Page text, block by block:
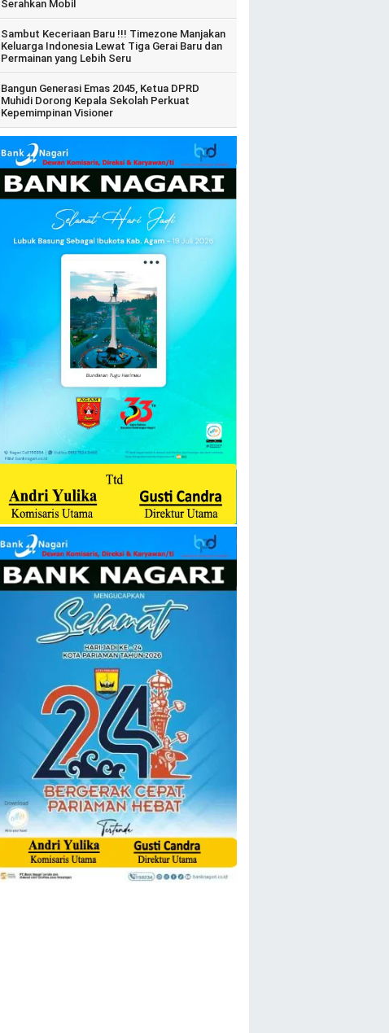
Serahkan Mobil
Sambut Keceriaan Baru !!! Timezone Manjakan
Keluarga Indonesia Lewat Tiga Gerai Baru dan
Permainan yang Lebih Seru
Bangun Generasi Emas 2045, Ketua DPRD
Muhidi Dorong Kepala Sekolah Perkuat
Kepemimpinan Visioner